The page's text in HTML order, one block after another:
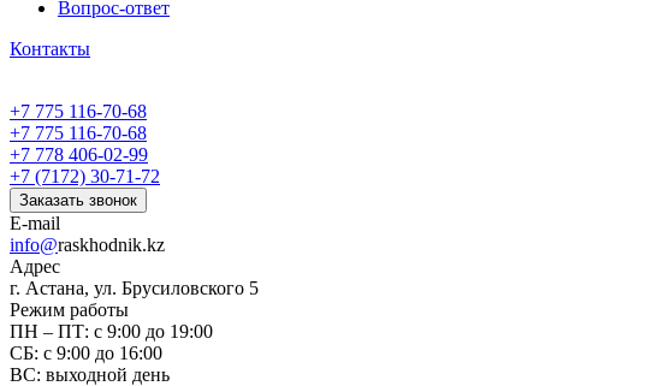
Вопрос-ответ
Контакты
+7 775 116-70-68
+7 775 116-70-68
+7 778 406-02-99
+7 (7172) 30-71-72
Заказать звонок
E-mail
info@raskhodnik.kz
Адрес
г. Астана, ул. Брусиловского 5
Режим работы
ПН – ПТ: с 9:00 до 19:00
СБ: с 9:00 до 16:00
ВС: выходной день